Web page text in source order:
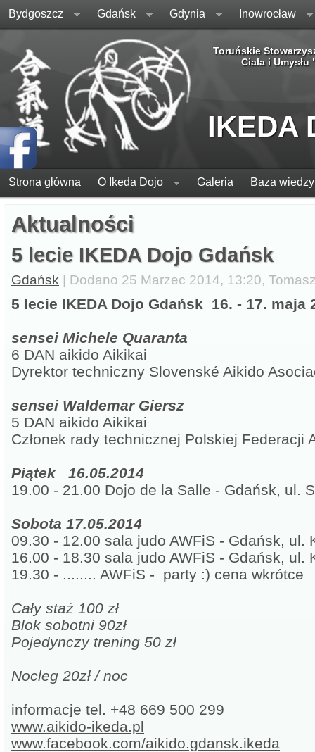
Bydgoszcz Gdańsk Gdynia Inowrocław
Toruńskie
Ciała i Umysłu
IKEDA
Strona główna O Ikeda Dojo Galeria Baza wiedzy
Aktualności
5 lecie IKEDA Dojo Gdańsk
Gdańsk | Dodano 25 Marzec 2014, 13:20,
5 lecie IKEDA Dojo Gdańsk 16. - 17. maja
sensei Michele Quaranta
6 DAN aikido Aikikai
Dyrektor techniczny Slovenské Aikido
sensei Waldemar Giersz
5 DAN aikido Aikikai
Członek rady technicznej Polskiej Federacji
Piątek 16.05.2014
19.00 - 21.00 Dojo de la Salle - Gdańsk, ul.
Sobota 17.05.2014
09.30 - 12.00 sala judo AWFiS - Gdańsk,
16.00 - 18.30 sala judo AWFiS - Gdańsk, ul.
19.30 - ........ AWFiS - party :) cena wkrótce
Cały staż 100 zł
Blok sobotni 90zł
Pojedynczy trening 50 zł
Nocleg 20zł / noc
informacje tel. +48 669 500 299
www.aikido-ikeda.pl
www.facebook.com/aikido.gdansk.ikeda